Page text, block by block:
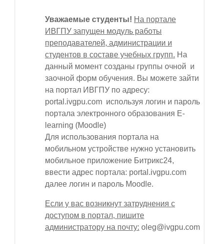
Уважаемые студенты! На портале
ИВГПУ запущен модуль работы
преподавателей, администрации и
студентов в составе учебных групп. На
данный момент созданы группы очной и
заочной форм обучения. Вы можете зайти
на портал ИВГПУ по адресу:
portal.ivgpu.com используя логин и пароль
портала электронного образования E-
learning (Moodle)
Для использования портала на
мобильном устройстве нужно установить
мобильное приложение Битрикс24,
ввести адрес портала: portal.ivgpu.com
далее логин и пароль Moodle.
Если у вас возникнут затруднения с
доступом в портал, пишите
администратору на почту: oleg@ivgpu.com